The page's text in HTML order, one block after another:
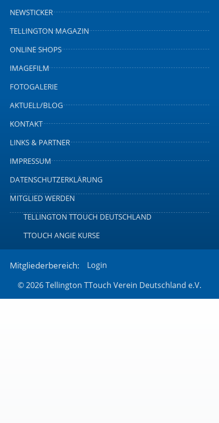
NEWSTICKER
TELLINGTON MAGAZIN
ONLINE SHOPS
IMAGEFILM
FOTOGALERIE
AKTUELL/BLOG
KONTAKT
LINKS & PARTNER
IMPRESSUM
DATENSCHUTZERKLÄRUNG
MITGLIED WERDEN
TELLINGTON TTOUCH DEUTSCHLAND
TTOUCH ANGIE KURSE
© 2026 Tellington TTouch Verein Deutschland e.V.
Mitgliederbereich: Login